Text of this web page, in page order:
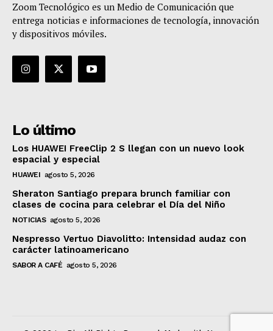
Zoom Tecnológico es un Medio de Comunicación que
entrega noticias e informaciones de tecnología, innovación
y dispositivos móviles.
Lo último
Los HUAWEI FreeClip 2 S llegan con un nuevo look
espacial y especial
HUAWEI agosto 5, 2026
Sheraton Santiago prepara brunch familiar con
clases de cocina para celebrar el Día del Niño
NOTICIAS agosto 5, 2026
Nespresso Vertuo Diavolitto: Intensidad audaz con
carácter latinoamericano
SABOR A CAFÉ agosto 5, 2026